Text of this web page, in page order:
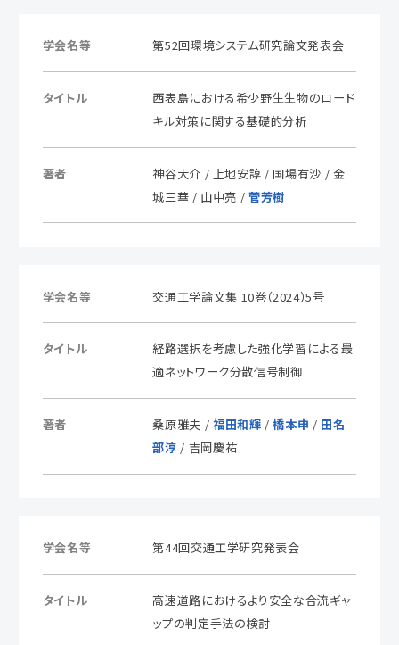
学会名等 第52回環境システム研究論文発表会
タイトル
西表島における希少野生生物のロード
キル対策に関する基礎的分析
著者
神谷大介 / 上地安諄 / 国場有沙 / 金
城三華 / 山中亮 /菅芳樹
学会名等 交通工学論文集 10巻（2024）5号
タイトル
経路選択を考慮した強化学習による最
適ネットワーク分散信号制御
著者 桑原雅夫 / 福田和輝 /橋本申 / 田名
部淳 / 吉岡慶祐
学会名等 第44回交通工学研究発表会
タイトル
高速道路におけるより安全な合流ギャ
ップの判定手法の検討